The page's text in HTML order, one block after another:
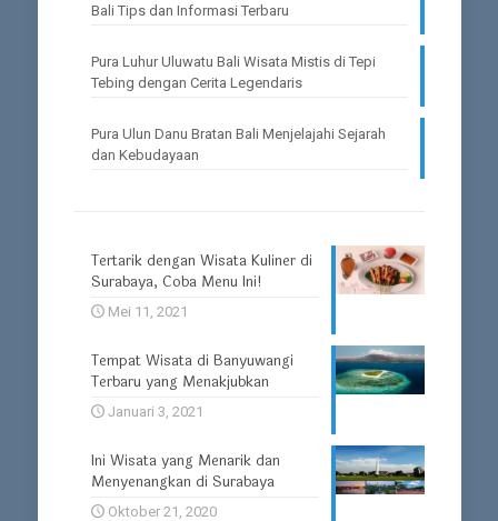
Bali Tips dan Informasi Terbaru
Pura Luhur Uluwatu Bali Wisata Mistis di Tepi
Tebing dengan Cerita Legendaris
Pura Ulun Danu Bratan Bali Menjelajahi Sejarah
dan Kebudayaan
Tertarik dengan Wisata Kuliner di
Surabaya, Coba Menu Ini!
Mei 11, 2021
Tempat Wisata di Banyuwangi
Terbaru yang Menakjubkan
Januari 3, 2021
Ini Wisata yang Menarik dan
Menyenangkan di Surabaya
Oktober 21, 2020